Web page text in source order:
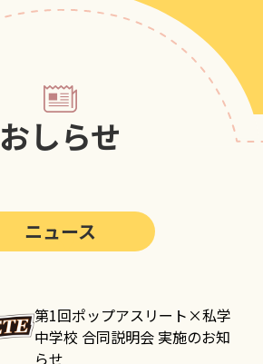
ポップアスリートカップ
おしらせ
ニュース
第1回ポップアスリート×私学
中学校 合同説明会 実施のお知
らせ